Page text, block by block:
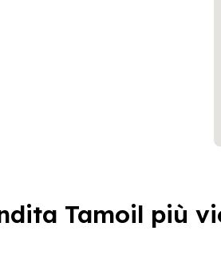
Tamoil più